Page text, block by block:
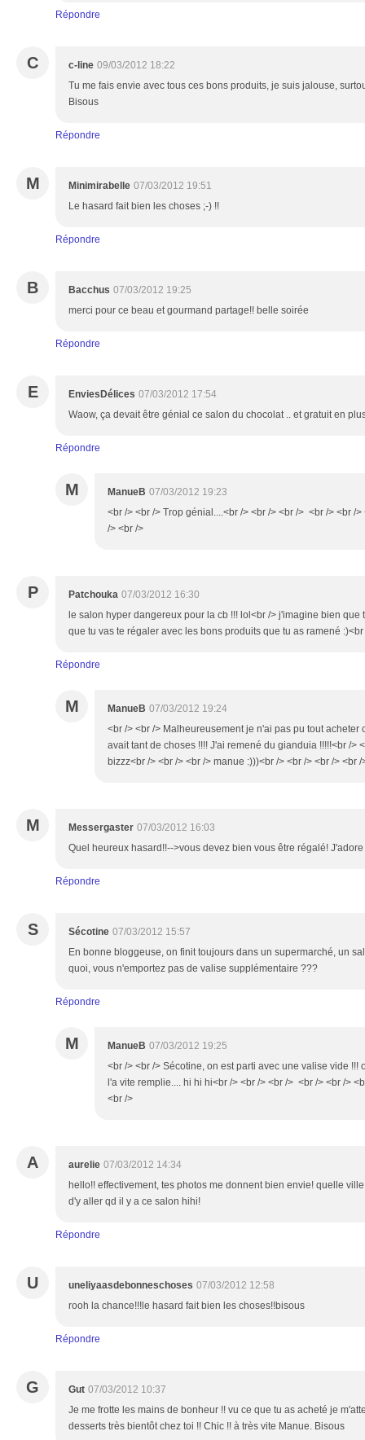
Répondre
C c-line 09/03/2012 18:22
Tu me fais envie avec tous ces bons produits, je suis jalouse,
Bisous
Répondre
M Minimirabelle 07/03/2012 19:51
Le hasard fait bien les choses ;-) !!
Répondre
B Bacchus 07/03/2012 19:25
merci pour ce beau et gourmand partage!! belle soirée
Répondre
E EnviesDélices 07/03/2012 17:54
Waow, ça devait être génial ce salon du chocolat .. et gratuit en
Répondre
M ManueB 07/03/2012 19:23
<br /> <br /> Trop génial....<br /> <br /> <br /> <br /> <br /
/> <br />
P Patchouka 07/03/2012 16:30
le salon hyper dangereux pour la cb !!! lol<br /> j'imagine bien que
que tu vas te régaler avec les bons produits que tu as ramené
Répondre
M ManueB 07/03/2012 19:24
<br /> <br /> Malheureusement je n'ai pas pu tout acheter
avait tant de choses !!!! J'ai remené du gianduia !!!!!<br />
bizzz<br /> <br /> <br /> manue :)))<br /> <br /> <br /> <br /
M Messergaster 07/03/2012 16:03
Quel heureux hasard!!-->vous devez bien vous être régalé!
Répondre
S Sécotine 07/03/2012 15:57
En bonne bloggeuse, on finit toujours dans un supermarché, un
quoi, vous n'emportez pas de valise supplémentaire ???
Répondre
M ManueB 07/03/2012 19:25
<br /> <br /> Sécotine, on est parti avec une valise vide !!!
l'a vite remplie.... hi hi hi<br /> <br /> <br /> <br /> <br />
<br />
A aurelie 07/03/2012 14:34
hello!! effectivement, tes photos me donnent bien envie! quelle
d'y aller qd il y a ce salon hihi!
Répondre
U uneliyaasdebonneschoses 07/03/2012 12:58
rooh la chance!!!le hasard fait bien les choses!!bisous
Répondre
G Gut 07/03/2012 10:37
Je me frotte les mains de bonheur !! vu ce que tu as acheté je
desserts très bientôt chez toi !! Chic !! à très vite Manue. Bisous